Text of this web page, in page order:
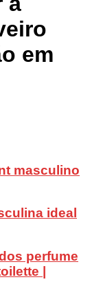
em
masculino
ideal
perfume
|